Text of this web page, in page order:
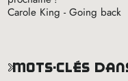
Carole King - Going back
mots-clés